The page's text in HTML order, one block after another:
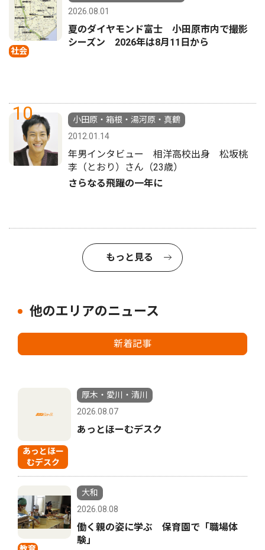
社会
2026.08.01
夏のダイヤモンド富士 小田原市内で撮影
シーズン 2026年は8月11日から
10
小田原・箱根・湯河原・真鶴
2012.01.14
年男インタビュー 相洋高校出身 松坂桃
李（とおり）さん（23歳）
さらなる飛躍の一年に
もっと見る
他のエリアのニュース
新着記事
あっとほー
むデスク
厚木・愛川・清川
2026.08.07
あっとほーむデスク
大和
2026.08.08
働く親の姿に学ぶ 保育園で「職場体
験」